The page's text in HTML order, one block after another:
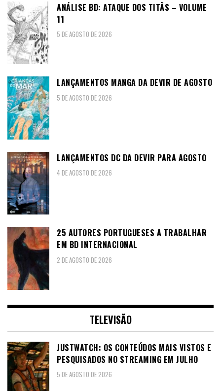
ANÁLISE BD: ATAQUE DOS TITÃS – VOLUME
11
5 DE AGOSTO DE 2026
LANÇAMENTOS MANGA DA DEVIR DE AGOSTO
5 DE AGOSTO DE 2026
LANÇAMENTOS DC DA DEVIR PARA AGOSTO
4 DE AGOSTO DE 2026
25 AUTORES PORTUGUESES A TRABALHAR
EM BD INTERNACIONAL
2 DE AGOSTO DE 2026
TELEVISÃO
JUSTWATCH: OS CONTEÚDOS MAIS VISTOS E
PESQUISADOS NO STREAMING EM JULHO
5 DE AGOSTO DE 2026